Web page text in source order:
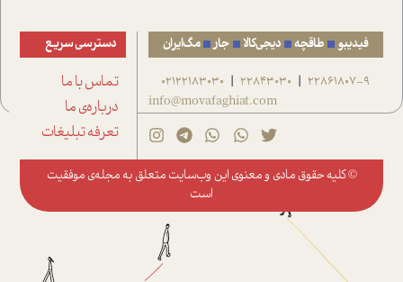
فیدیبو طاقچه دیجی‌کالا جار مگ‌ایران
22861807-9
|
22843030
|
02122183030
info@movafaghiat.com
دسترسی سریع
تماس با ما
درباره‌ی ما
تعرفه تبلیغات
© کلیه حقوق مادی و معنوی این وب‌سایت متعلق به مجله‌ی موفقیت
است